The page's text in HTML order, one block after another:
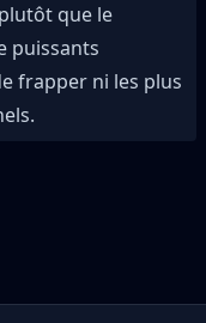
que le
puissants
frapper ni les plus